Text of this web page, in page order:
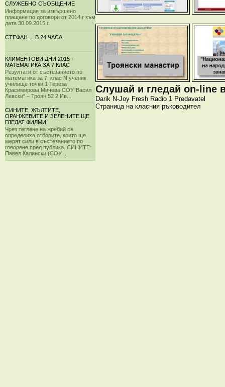
СЛУЖЕБНО СЪОБЩЕНИЕ
Информация за извършено
плащане по договори от 2014 г към
дата 30.09.2015 г.
СТЕФАН ... В 24 ЧАСА
КЛИМЕНТОВИ ДНИ 2015 -
МАТЕМАТИКА ЗА 7 КЛАС
Резултати от състезанието по
математика за 7. клас N ученик
училище точки 1 Тереза
Красимирова Мичева СОУ“Васил
Левски“ – Троян 52 2 Ив...
СИНИТЕ, ЖЪЛТИТЕ,
ОРАНЖЕВИТЕ И ЗЕЛЕНИТЕ ЩЕ
ГЛЕДАТ ФИЛМИ
Чрез теглене на жребий се
определиха отборите, които ще
мерят сили в състезанието по
говорене пред публика. СИНИТЕ:
Павел Калински (СОУ ...
Слушай и гледай on-line
Darik N-Joy Fresh Radio 1 Predavatel
Страница на класния ръководител